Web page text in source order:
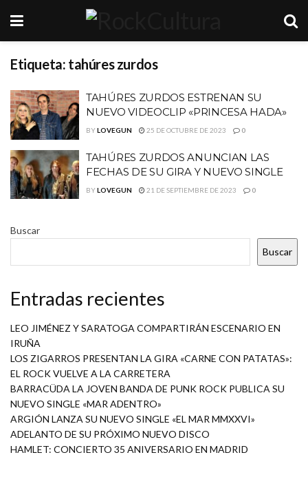
Etiqueta: tahúres zurdos
TAHÚRES ZURDOS ESTRENAN SU
NUEVO VIDEOCLIP «PRINCESA HADA»
BYLOVEGUN 25 DE OCTUBRE DE 2023 0
TAHÚRES ZURDOS ANUNCIAN LAS
FECHAS DE SU GIRA Y NUEVO SINGLE
BYLOVEGUN 21 DE SEPTIEMBRE DE 2023 0
Buscar
Buscar
Entradas recientes
LEO JIMÉNEZ Y SARATOGA COMPARTIRÁN ESCENARIO EN
IRUÑA
LOS ZIGARROS PRESENTAN LA GIRA «CARNE CON PATATAS»:
EL ROCK VUELVE A LA CARRETERA
BARRACÜDA LA JOVEN BANDA DE PUNK ROCK PUBLICA SU
NUEVO SINGLE «MAR ADENTRO»
ARGIÓN LANZA SU NUEVO SINGLE «EL MAR MMXXVI»
ADELANTO DE SU PRÓXIMO NUEVO DISCO
HAMLET: CONCIERTO 35 ANIVERSARIO EN MADRID